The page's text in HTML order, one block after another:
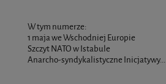
W tym numerze:
1 maja we Wschodniej Europie
Szczyt NATO w Istabule
Anarcho-syndykalistyczne Inicjatywy...